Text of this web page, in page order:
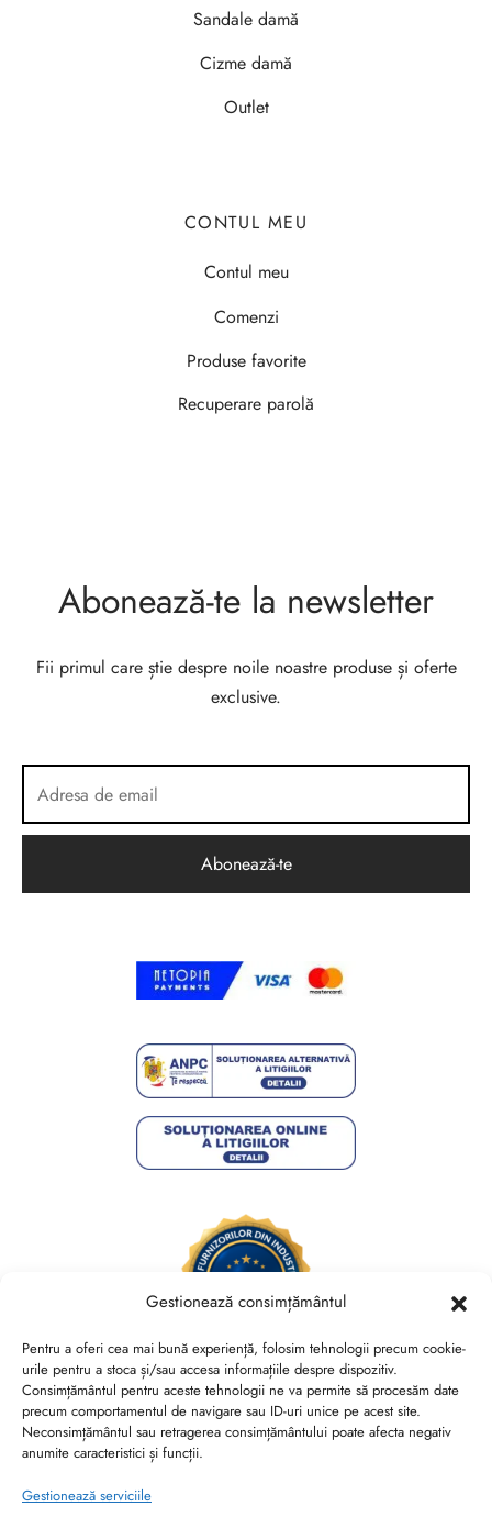
Gestionează consimțământul
Pentru a oferi cea mai bună experiență, folosim tehnologii precum cookie-
urile pentru a stoca și/sau accesa informațiile despre dispozitiv.
Consimțământul pentru aceste tehnologii ne va permite să procesăm date
precum comportamentul de navigare sau ID-uri unice pe acest site.
Neconsimțământul sau retragerea consimțământului poate afecta negativ
anumite caracteristici și funcții.
Gestionează serviciile
Sandale damă
Cizme damă
Outlet
CONTUL MEU
Contul meu
Comenzi
Produse favorite
Recuperare parolă
Abonează-te la newsletter
Fii primul care știe despre noile noastre produse și oferte
exclusive.
Brides Shoes By Veronesse S.R.L.
RO44730767, J40/13882/2021, Cod CAEN 1520
Str. Nicolae Canea, Nr. 53, Sector 2, Bucuresti